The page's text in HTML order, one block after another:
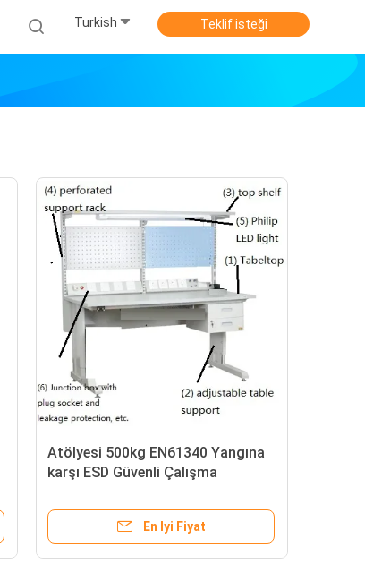
Turkish Teklif isteği
Atölyesi 500kg EN61340 Yangına
karşı ESD Güvenli Çalışma
En Iyi Fiyat